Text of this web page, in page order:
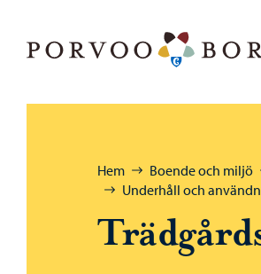
Bläddra:
Hem Boende och miljö
Underhåll och